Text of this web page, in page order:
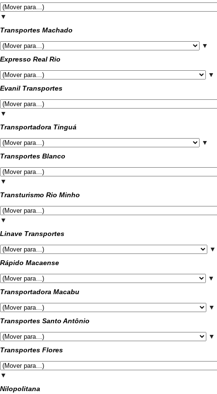
▼
Transportes Machado
▼
Expresso Real Rio
▼
Evanil Transportes
▼
Transportadora Tinguá
▼
Transportes Blanco
▼
Transturismo Rio Minho
▼
Linave Transportes
▼
Rápido Macaense
▼
Transportadora Macabu
▼
Transportes Santo Antônio
▼
Transportes Flores
▼
Nilopolitana